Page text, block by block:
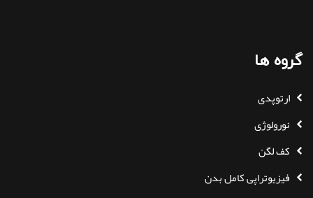
گروه ها
ارتوپدی
نورولوژی
کف لگن
فیزیوتراپی کامل بدن